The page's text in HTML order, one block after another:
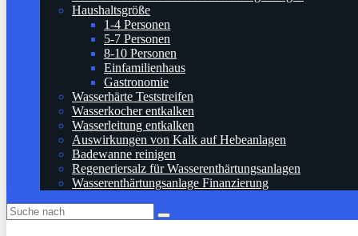
Haushaltsgröße
1-4 Personen
5-7 Personen
8-10 Personen
Einfamilienhaus
Gastronomie
Wasserhärte Teststreifen
Wasserkocher entkalken
Wasserleitung entkalken
Auswirkungen von Kalk auf Hebeanlagen
Badewanne reinigen
Regeneriersalz für Wasserenthärtungsanlagen
Wasserenthärtungsanlage Finanzierung